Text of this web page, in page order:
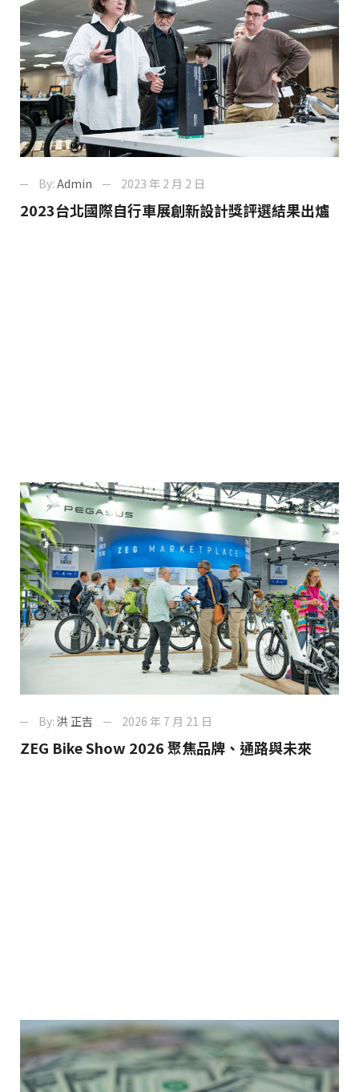
By: Admin 2023 年 2 月 2 日
2023台北國際自行車展創新設計獎評選結果出爐
By: 洪 正吉 2026 年 7 月 21 日
ZEG Bike Show 2026 聚焦品牌、通路與未來